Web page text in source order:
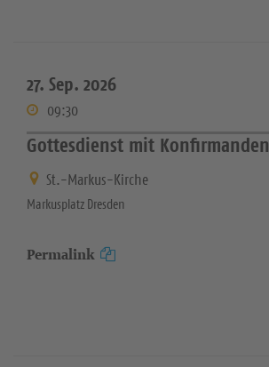
27. Sep. 2026
09:30
Gottesdienst mit Konfirmanden
St.-Markus-Kirche
Markusplatz Dresden
Permalink